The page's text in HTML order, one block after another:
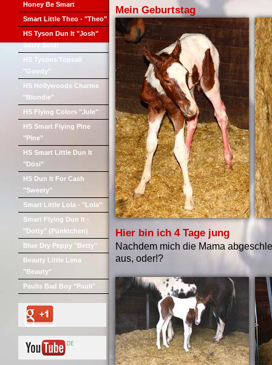
Honey Be Smart
Smart Little Theo - "Theo"
HS Tyson Dun It "Josh"
Sorry Sold!
HS Tysons Topsail
"Goody"
HS Hollywoods Charme
"Blondie"
HS Flying Colors "Jule"
HS Smart Flying Pine
"Pine"
HS Smart Little Dun It
"Dösi"
HS Dun It For Cash
"Sweety"
Smart Little Lola - "Lola"
Smart Flying Dun It -
"Dotty" (Pünktchen)
Blue Dry Peppy "Betty"
Beauty Little Lena
"Beauty"
Paulis Bad Boy "Pauli"
Mein Geburtstag
Hier bin ich 4 Tage jung
Nachdem mich die Mama
aus, oder!?